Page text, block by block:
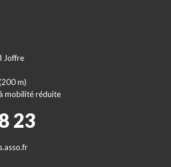
Joffre
m)
mobilité réduite
23